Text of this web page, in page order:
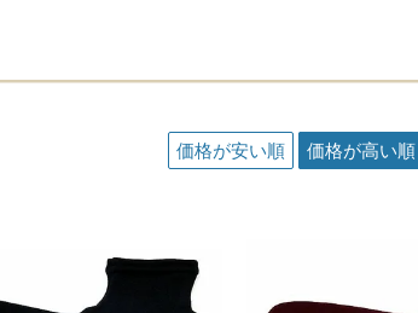
価格が安い順 価格が高い順